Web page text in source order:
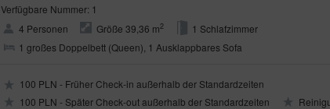
Verfügbare Nummer: 1
4 Personen
Größe 39,36 m2
1 Schlafzimmer
1 großes Doppelbett (Queen), 1 Ausklappbares Sofa
100 PLN - Früher Check-in außerhalb der Standardzeiten
100 PLN - Später Check-out außerhalb der Standardzeiten